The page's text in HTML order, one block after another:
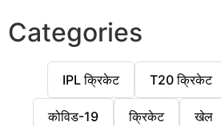
Categories
IPL क्रिकेट T20 क्रिकेट
कोविड-19 क्रिकेट खेल